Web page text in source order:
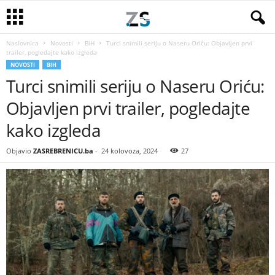
Naslovnica Novosti BiH
Turci snimili seriju o Naseru Oriću: Objavljen prvi
trailer, pogledajte kako izgleda
NOVOSTI BIH
Turci snimili seriju o Naseru Oriću:
Objavljen prvi trailer, pogledajte
kako izgleda
Objavio ZASREBRENICU.ba - 24 kolovoza, 2024 27